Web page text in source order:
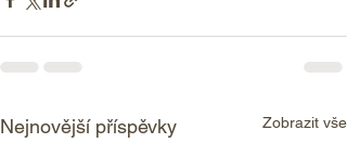
Nejnovější příspěvky Zobrazit vše